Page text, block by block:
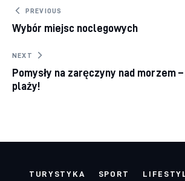
Nawigacja wpisu
PREVIOUS
Wybór miejsc noclegowych
NEXT
Pomysły na zaręczyny nad morzem
plaży!
TURYSTYKA SPORT